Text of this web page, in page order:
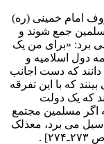
امام خمینی (ره)
جمع شوند و
برد: «برای من یک
دول اسلامیه و
که دست اجانب
که با این تفرقه
که یک دولت
اگر مسلمین مجتمع
سیل می برد، معذلک